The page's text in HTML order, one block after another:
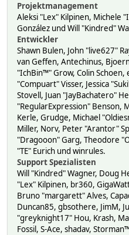
Projektmanagement
Aleksi "Lex" Kilpinen, Michele
González und Will "Kindred"
Entwickler
Shawn Bulen, John "live627"
van Geffen, Antechinus,
"IchBin™" Grow, Colin Schoen,
"Compuart" Visser, Jessica
Stovell, Juan "JayBachatero"
"RegularExpression" Benson,
Kerle, Grudge, Michael
Miller, Norv, Peter "Arantor"
"Dragooon" Garg, Theodore
"TE" Eurich und winrules.
Support Spezialisten
Will "Kindred" Wagner, Doug
"Lex" Kilpinen, br360,
Bruno "margarett" Alves,
Duncan85, gbsothere, JimM,
"greyknight17" Hou, Krash,
Fossil, S-Ace, shadav,